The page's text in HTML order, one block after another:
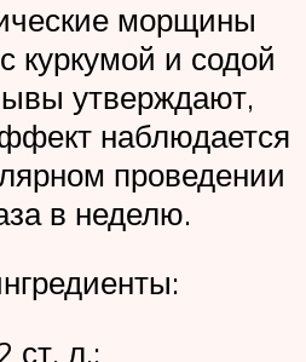
морщины
куркумой и содой
утверждают,
наблюдается
проведении
в неделю.
ст. л.;